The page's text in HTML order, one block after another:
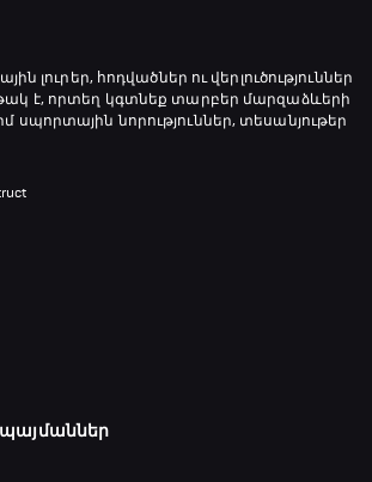
լուրեր, հոդվածներ ու վերլուծություններ
է, որտեղ կգտնեք տարբեր մարզաձևերի
նորություններ, տեսանյութեր